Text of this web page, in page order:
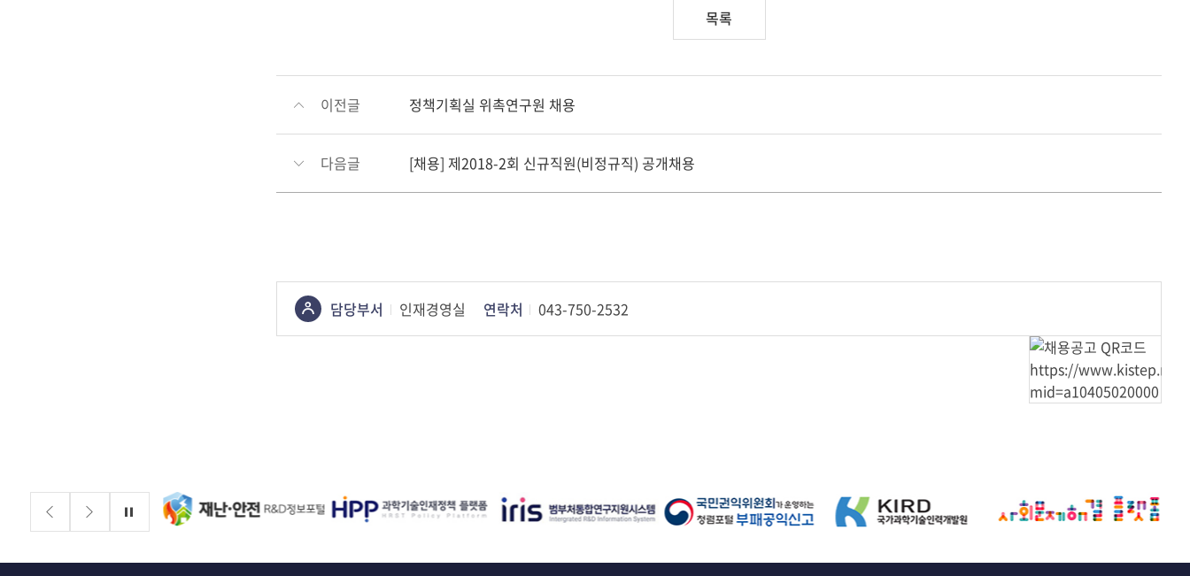
목록
이전글 정책기획실 위촉연구원 채용
다음글 [채용] 제2018-2회 신규직원(비정규직) 공개채용
콘텐츠
정보책임자
담당부서 인재경영실 연락처 043-750-2532
배너존 정지